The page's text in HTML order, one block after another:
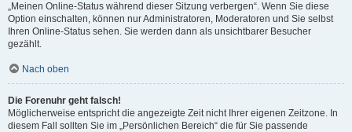
„Meinen Online-Status während dieser Sitzung verbergen“. Wenn Sie diese
Option einschalten, können nur Administratoren, Moderatoren und Sie selbst
Ihren Online-Status sehen. Sie werden dann als unsichtbarer Besucher
gezählt.
Nach oben
Die Forenuhr geht falsch!
Möglicherweise entspricht die angezeigte Zeit nicht Ihrer eigenen Zeitzone. In
diesem Fall sollten Sie im „Persönlichen Bereich“ die für Sie passende